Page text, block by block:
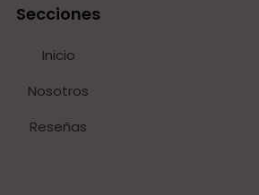
Secciones
Inicio
Nosotros
Reseñas